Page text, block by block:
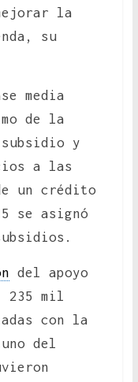
la
su
media
de la
y
a las
un crédito
se asignó
del apoyo
235 mil
con la
del